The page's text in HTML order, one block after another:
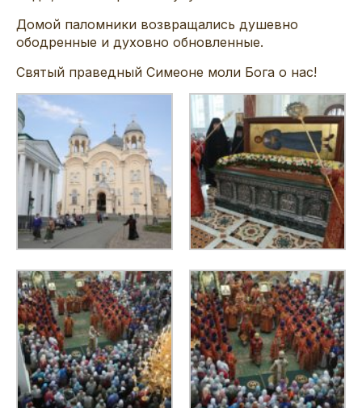
Домой паломники возвращались душевно
ободренные и духовно обновленные.
Святый праведный Симеоне моли Бога о нас!